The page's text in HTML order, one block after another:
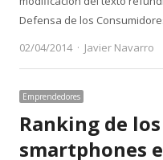
Defensa de los
02/04/2014
Author
Javier Navarro
Emprendedores
Ranking de
smartphones